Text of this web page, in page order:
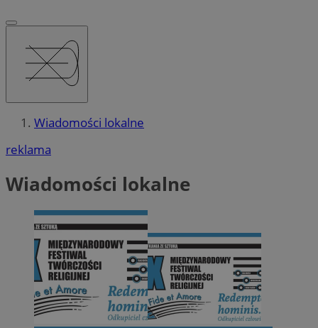
Wiadomości lokalne
reklama
Wiadomości lokalne